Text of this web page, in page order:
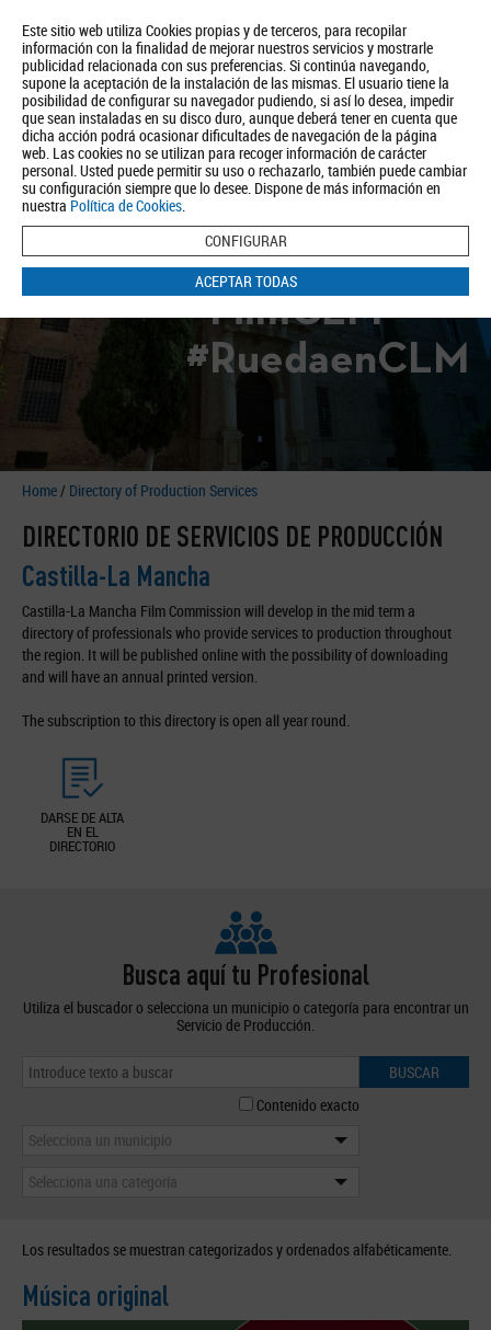
Este sitio web utiliza Cookies propias y de terceros, para recopilar
información con la finalidad de mejorar nuestros servicios y mostrarle
publicidad relacionada con sus preferencias. Si continúa navegando,
supone la aceptación de la instalación de las mismas. El usuario tiene la
posibilidad de configurar su navegador pudiendo, si así lo desea, impedir
que sean instaladas en su disco duro, aunque deberá tener en cuenta que
dicha acción podrá ocasionar dificultades de navegación de la página
web. Las cookies no se utilizan para recoger información de carácter
personal. Usted puede permitir su uso o rechazarlo, también puede cambiar
su configuración siempre que lo desee. Dispone de más información en
nuestra Política de Cookies.
CONFIGURAR
ACEPTAR TODAS
About us Tourism Política de Privacidad Aviso Legal Política de Cookies
BUSCAR
#FilmCLM
#RuedaenCLM
Home/ Directory of Production Services
DIRECTORIO DE SERVICIOS DE PRODUCCIÓN
Castilla-La Mancha
Castilla-La Mancha Film Commission will develop in the mid term a
directory of professionals who provide services to production throughout
the region. It will be published online with the possibility of downloading
and will have an annual printed version.
The subscription to this directory is open all year round.
DARSE DE ALTA
EN EL
DIRECTORIO
Busca aquí tu Profesional
Utiliza el buscador o selecciona un municipio o categoría para encontrar un
Servicio de Producción.
BUSCAR
Contenido exacto
Selecciona un municipio
Selecciona una categoría
Los resultados se muestran categorizados y ordenados alfabéticamente.
Música original